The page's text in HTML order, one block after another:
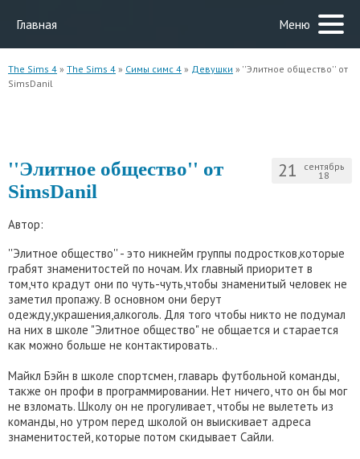
Главная Меню
The Sims 4 » The Sims 4 » Симы симс 4 » Девушки » ''Элитное общество'' от
SimsDanil
21 сентябрь
18
''Элитное общество'' от
SimsDanil
Автор:
''Элитное общество'' - это никнейм группы подростков,которые
грабят знаменитостей по ночам. Их главный приоритет в
том,что крадут они по чуть-чуть,чтобы знаменитый человек не
заметил пропажу. В основном они берут
одежду,украшения,алкоголь. Для того чтобы никто не подумал
на них в школе "Элитное общество" не общается и старается
как можно больше не контактировать..
Майкл Бэйн в школе спортсмен, главарь футбольной команды,
также он профи в программировании. Нет ничего, что он бы мог
не взломать. Школу он не прогуливает, чтобы не вылететь из
команды, но утром перед школой он выискивает адреса
знаменитостей, которые потом скидывает Сайли.